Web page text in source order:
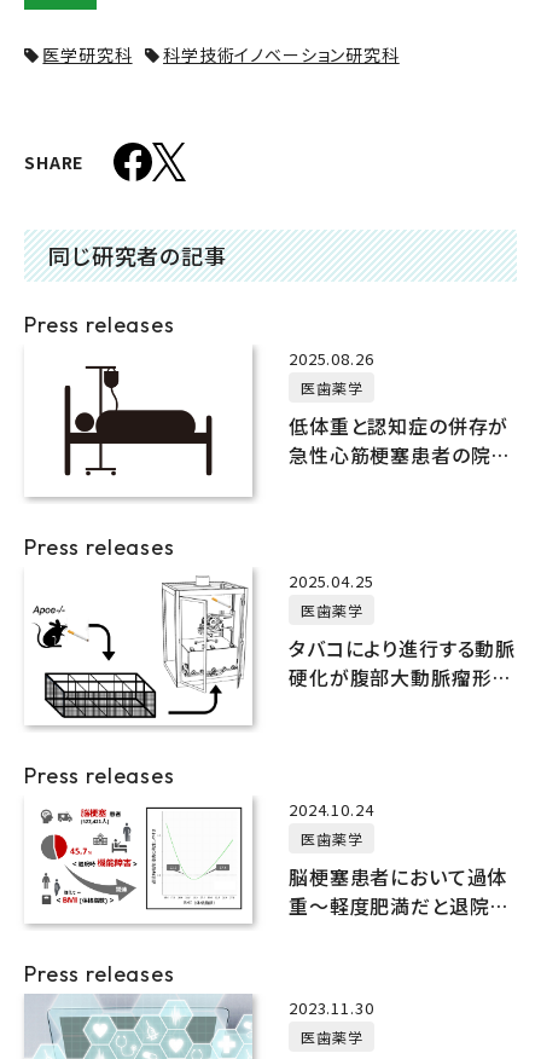
医学研究科 科学技術イノベーション研究科
SHARE
同じ研究者の記事
Press releases
2025.08.26
医歯薬学
低体重と認知症の併存が
急性心筋梗塞患者の院内
Press releases
2025.04.25
医歯薬学
タバコにより進行する動脈
硬化が腹部大動脈瘤形成
Press releases
2024.10.24
医歯薬学
脳梗塞患者において過体
重～軽度肥満だと退院時
Press releases
2023.11.30
医歯薬学